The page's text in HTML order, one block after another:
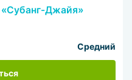
Джайя»
Средний